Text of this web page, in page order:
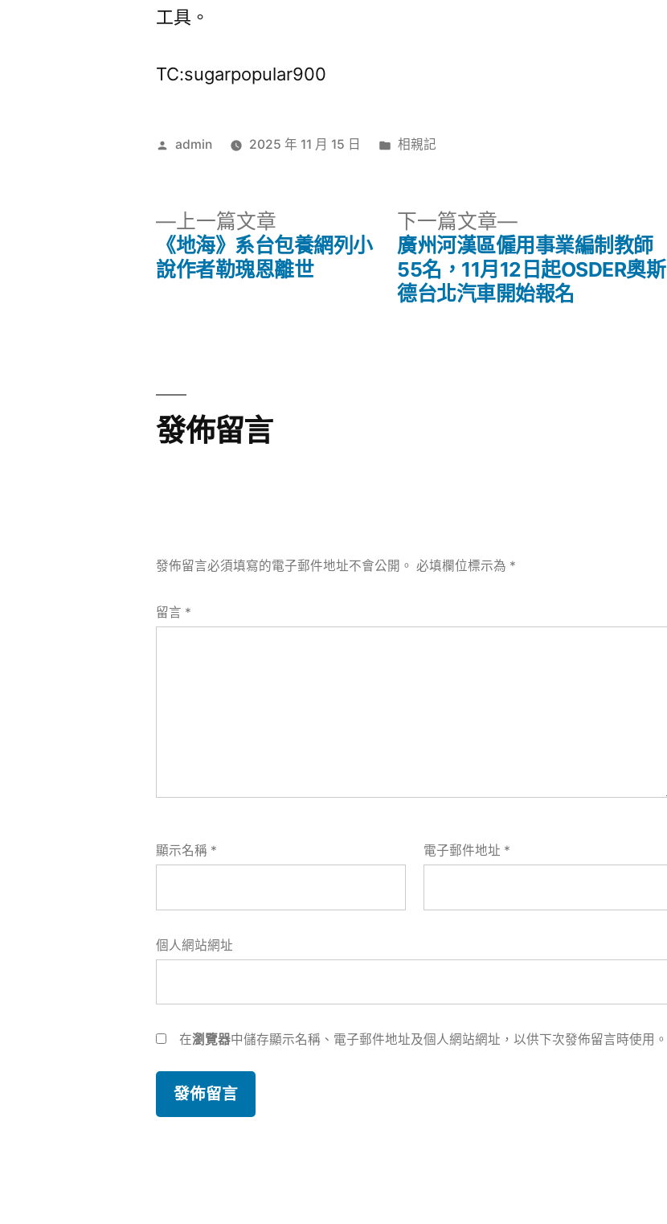
工具。
TC:sugarpopular900
作
admin 2025 年 11 月 15 日
分
相親記
上一篇文章
一
篇
《地海》系台包養網列小
說作者勒瑰恩離世
下一篇文章
下
一
篇
文
廣州河漢區僱用事業編制教師
55名，11月12日起OSDER奧斯
德台北汽車開始報名
發佈留言
發佈留言必須填寫的電子郵件地址不會公開。 必填欄位標示為 *
留言 *
顯示名稱 * 電子郵件地址 *
個人網站網址
在瀏覽器中儲存顯示名稱、電子郵件地址及個人網站網址，以供下次發佈留言時使用。